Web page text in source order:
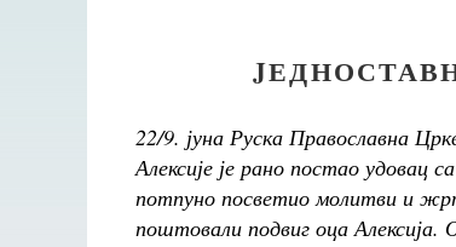
22/9. јуна Руска Православна
Алексије је рано постао удовац
потпуно посветио молитви и
поштовали подвиг оца